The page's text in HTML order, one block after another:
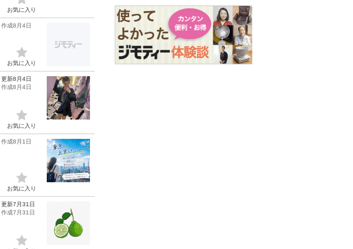
お気に入り
作成8月4日
お気に入り
更新8月4日
作成8月4日
お気に入り
作成8月1日
お気に入り
更新7月31日
作成7月31日